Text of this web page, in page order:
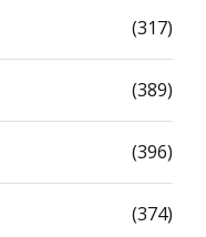
(317)
(389)
(396)
(374)